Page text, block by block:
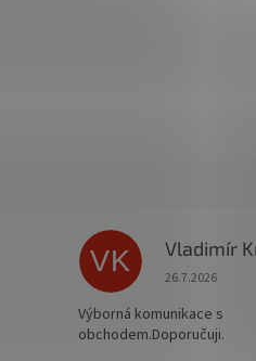
z 5 hvězdiček.VK Vladimír
Hodnocení
26.7.2026
Výborná komunikace s
obchodem.Doporučuji.